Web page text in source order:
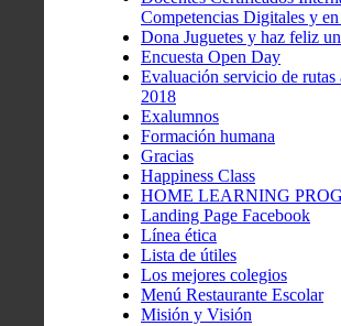
Competencias Digitales y
Dona Juguetes y haz feliz
Encuesta Open Day
Evaluación servicio de rutas
2018
Exalumnos
Formación humana
Gracias
Happiness Class
HOME LEARNING
Landing Page Facebook
Línea ética
Lista de útiles
Los mejores colegios
Menú Restaurante Escolar
Misión y Visión